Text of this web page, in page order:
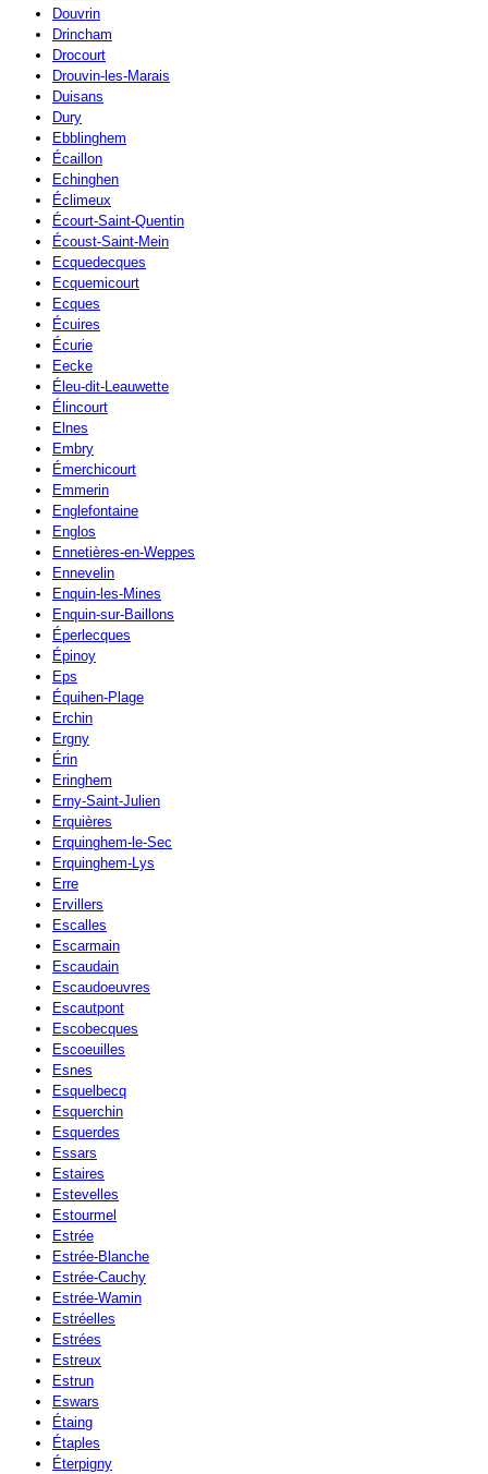
Douvrin
Drincham
Drocourt
Drouvin-les-Marais
Duisans
Dury
Ebblinghem
Écaillon
Echinghen
Éclimeux
Écourt-Saint-Quentin
Écoust-Saint-Mein
Ecquedecques
Ecquemicourt
Ecques
Écuires
Écurie
Eecke
Éleu-dit-Leauwette
Élincourt
Elnes
Embry
Émerchicourt
Emmerin
Englefontaine
Englos
Ennetières-en-Weppes
Ennevelin
Enquin-les-Mines
Enquin-sur-Baillons
Éperlecques
Épinoy
Eps
Équihen-Plage
Erchin
Ergny
Érin
Eringhem
Erny-Saint-Julien
Erquières
Erquinghem-le-Sec
Erquinghem-Lys
Erre
Ervillers
Escalles
Escarmain
Escaudain
Escaudoeuvres
Escautpont
Escobecques
Escoeuilles
Esnes
Esquelbecq
Esquerchin
Esquerdes
Essars
Estaires
Estevelles
Estourmel
Estrée
Estrée-Blanche
Estrée-Cauchy
Estrée-Wamin
Estréelles
Estrées
Estreux
Estrun
Eswars
Étaing
Étaples
Éterpigny